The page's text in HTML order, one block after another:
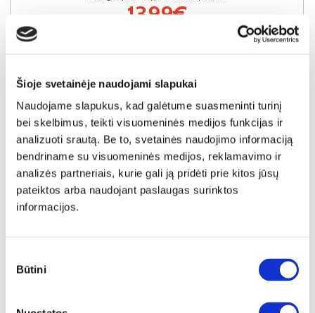
Šioje svetainėje naudojami slapukai
Naudojame slapukus, kad galėtume suasmeninti turinį
bei skelbimus, teikti visuomeninės medijos funkcijas ir
analizuoti srautą. Be to, svetainės naudojimo informaciją
bendriname su visuomeninės medijos, reklamavimo ir
analizės partneriais, kurie gali ją pridėti prie kitos jūsų
pateiktos arba naudojant paslaugas surinktos
informacijos.
pasirinkimas
Būtini
1399€
NAUJIENA